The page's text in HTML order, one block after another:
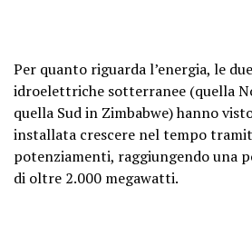
Per quanto riguarda l’energia, le
idroelettriche sotterranee (quella
quella Sud in Zimbabwe) hanno
installata crescere nel tempo
potenziamenti, raggiungendo una
di oltre 2.000 megawatti.